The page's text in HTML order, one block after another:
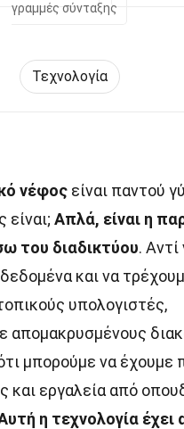
γραμμές σύνταξης
Τεχνολογία
νέφος είναι παντού
είναι; Απλά, είναι η
του διαδικτύου. Αντί
και να
υπολογιστές,
απομακρυσμένους
μπορούμε να έχουμε
και εργαλεία από
η τεχνολογία έχει